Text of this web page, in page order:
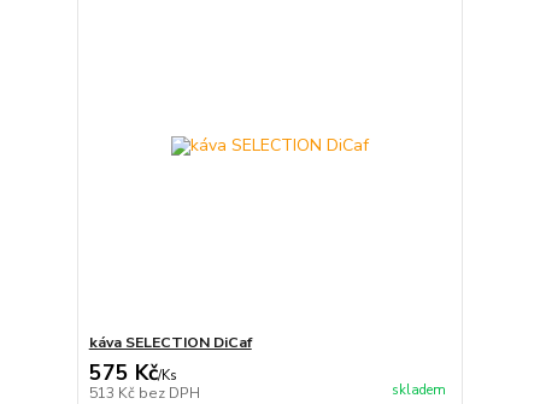
káva SELECTION DiCaf
575 Kč/Ks
513 Kč bez DPH skladem